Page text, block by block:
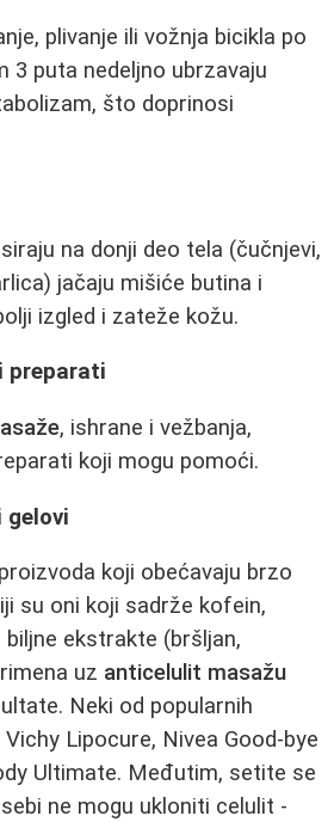
plivanje ili vožnja bicikla po
3 puta nedeljno ubrzavaju
što doprinosi
na donji deo tela (čučnjevi,
jačaju mišiće butina i
izgled i zateže kožu.
preparati
, ishrane i vežbanja,
koji mogu pomoći.
koji obećavaju brzo
su oni koji sadrže kofein,
ekstrakte (bršljan,
uz anticelulit masažu
Neki od popularnih
Lipocure, Nivea Good-bye
Ultimate. Međutim, setite se
ne mogu ukloniti celulit -